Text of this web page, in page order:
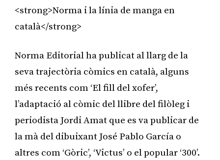
<strong>Norma i la línia de manga en
català</strong>
Norma Editorial ha publicat al llarg de la
seva trajectòria còmics en català, alguns
més recents com ‘El fill del xofer’,
l’adaptació al còmic del llibre del filòleg i
periodista Jordi Amat que es va publicar de
la mà del dibuixant José Pablo García o
altres com ‘Gòric’, ‘Victus’ o el popular ‘300’.